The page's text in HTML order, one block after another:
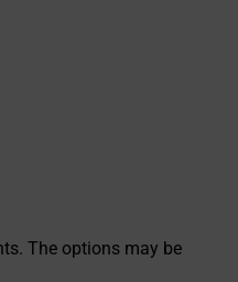
The options may be